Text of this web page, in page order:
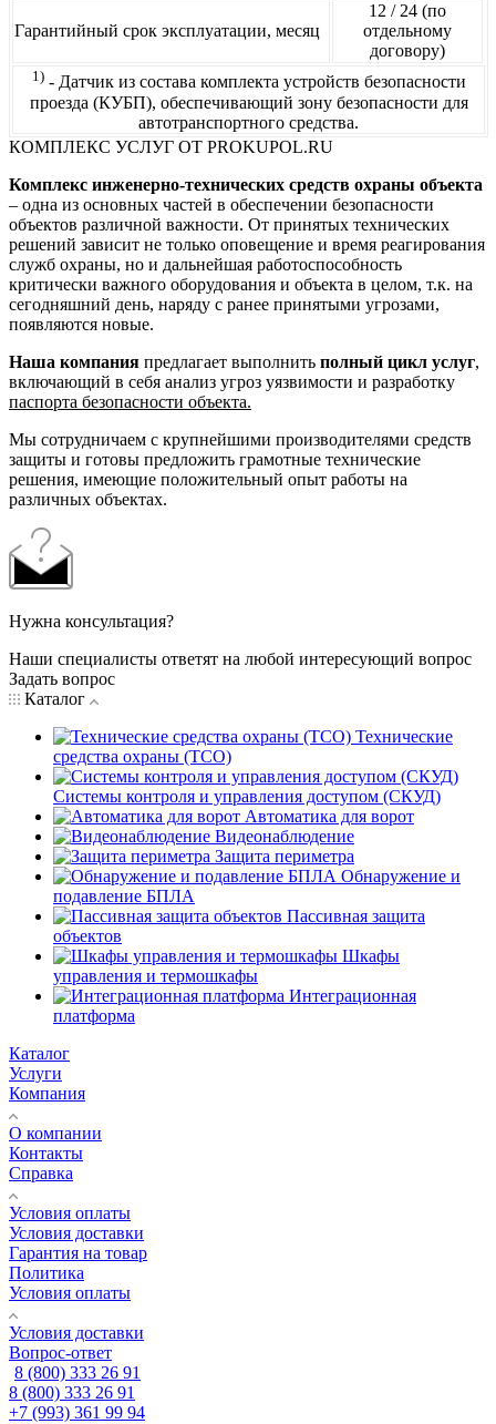
Гарантийный срок эксплуатации, месяц
12 / 24 (по
отдельному
договору)
1)- Датчик из состава комплекта устройств безопасности
проезда (КУБП), обеспечивающий зону безопасности для
автотранспортного средства.
КОМПЛЕКС УСЛУГ ОТ PROKUPOL.RU
Комплекс инженерно-технических средств охраны объекта
– одна из основных частей в обеспечении безопасности
объектов различной важности. От принятых технических
решений зависит не только оповещение и время реагирования
служб охраны, но и дальнейшая работоспособность
критически важного оборудования и объекта в целом, т.к. на
сегодняшний день, наряду с ранее принятыми угрозами,
появляются новые.
Наша компания предлагает выполнить полный цикл услуг,
включающий в себя анализ угроз уязвимости и разработку
паспорта безопасности объекта.
Мы сотрудничаем с крупнейшими производителями средств
защиты и готовы предложить грамотные технические
решения, имеющие положительный опыт работы на
различных объектах.
Нужна консультация?
Наши специалисты ответят на любой интересующий вопрос
Задать вопрос
Каталог
Технические
средства охраны (ТСО)
Системы контроля и управления доступом (СКУД)
Автоматика для ворот
Видеонаблюдение
Защита периметра
Обнаружение и
подавление БПЛА
Пассивная защита
объектов
Шкафы
управления и термошкафы
Интеграционная
платформа
Каталог
Услуги
Компания
О компании
Контакты
Справка
Условия оплаты
Условия доставки
Гарантия на товар
Политика
Условия оплаты
Условия доставки
Вопрос-ответ
8 (800) 333 26 91
8 (800) 333 26 91
+7 (993) 361 99 94